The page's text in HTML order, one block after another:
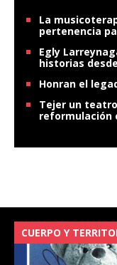
La
pertenencia
Egly
historias
Honran el
Tejer un
reformulación
CUERPO Y